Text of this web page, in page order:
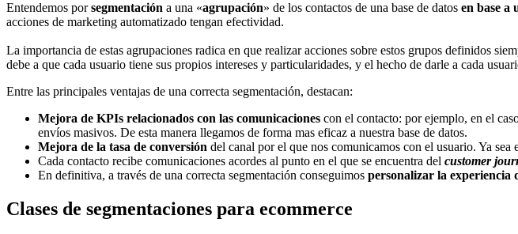
Entendemos porsegmentación a una «agrupación» de los contactos de una base de datos en base a
acciones de marketing automatizado tengan efectividad.
La importancia de estas agrupaciones radica en que realizar acciones sobre estos grupos definidos
debe a que cada usuario tiene sus propios intereses y particularidades, y el hecho de darle a cada
Entre las principales ventajas de una correcta segmentación, destacan:
Mejora de KPIs relacionados con las comunicaciones con el contacto: por ejemplo, en el
envíos masivos. De esta manera llegamos de forma mas eficaz a nuestra base de datos.
Mejora de la tasa de conversión del canal por el que nos comunicamos con el usuario. Ya
Cada contacto recibe comunicaciones acordes al punto en el que se encuentra del customer
En definitiva, a través de una correcta segmentación conseguimos personalizar la experiencia
Clases de segmentaciones para ecommerce